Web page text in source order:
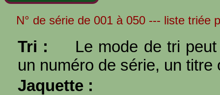
N° de série de 001 à 050 --- liste triée
Tri :
Le mode de tri
un numéro de série, un titre
Jaquette :